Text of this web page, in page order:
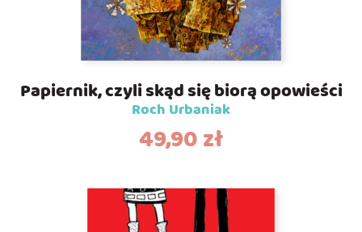
Papiernik, czyli skąd się biorą opowieści
Roch Urbaniak
49,90zł